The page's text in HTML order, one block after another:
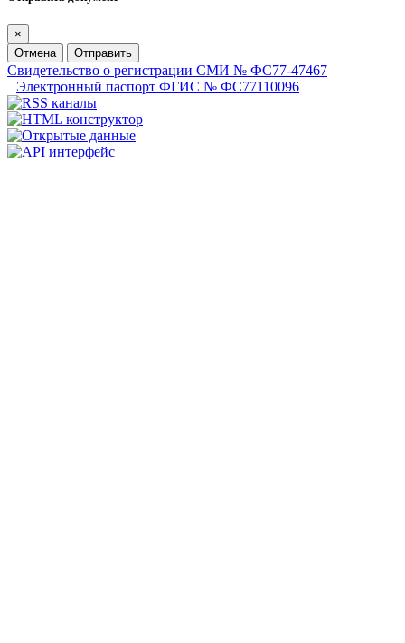
×
Отмена
Отправить
Свидетельство о регистрации СМИ № ФС77-47467
Электронный паспорт ФГИС № ФС77110096